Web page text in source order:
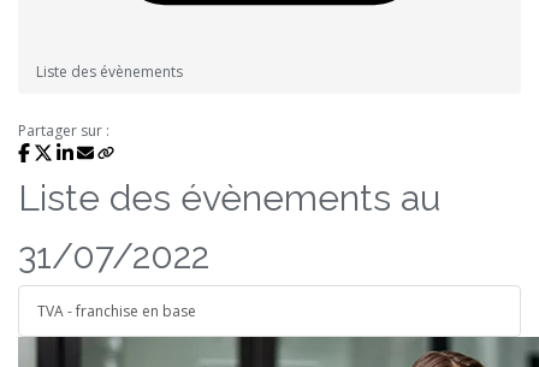
Liste des évènements
Partager sur :
Liste des évènements au
31/07/2022
TVA - franchise en base